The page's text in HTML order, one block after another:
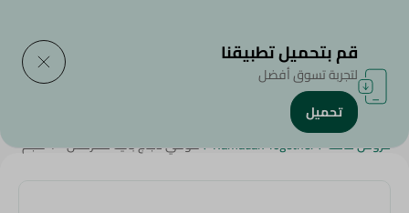
الرئيسية/الأطعمة المجمدة
عروض عامة/
Ramadan Together
/كوكي دجاج بانية مقرمش - 1 كجم
قم بتحميل تطبيقنا
لتجربة تسوق أفضل
تحميل